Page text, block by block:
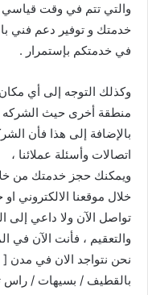
والتي تتم في وقت قياسي
خدمتك و توفير دعم فني
في خدمتكم بإستمرار .
وكذلك التوجه إلى أي
منطقة أخرى حيث الشركه
بالإضافة إلى هذا فأن
اتصالات وأسئلة عملائنا ،
ويمكنك حجز خدمتك من
خلال موقعنا الالكتروني
تواصل الآن ولا داعي إلى
والتعقيم ، فأنت الآن
نحن نتواجد الان في مدن [
بالقطيف / بسيهات / راس